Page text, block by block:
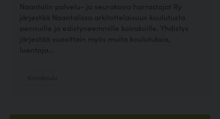
Naantalin palvelu- ja seurakoira harrastajat Ry
järjestää Naantalissa arkitottelaisuus koulutusta
pennuille ja edistyneemmille koirakoille. Yhdistys
järjestää vuosittain myös muita koulutuksia,
luentoja...